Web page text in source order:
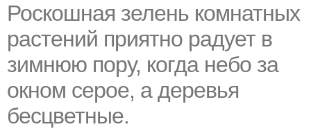
Роскошная зелень комнатных
растений приятно радует в
зимнюю пору, когда небо за
окном серое, а деревья
бесцветные.